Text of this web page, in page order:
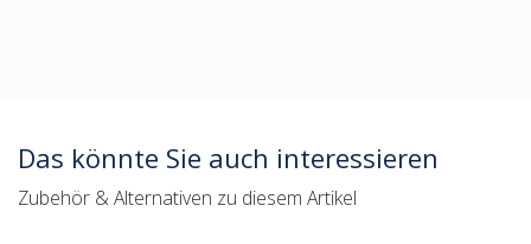
Das könnte Sie auch interessieren
Zubehör & Alternativen zu diesem Artikel